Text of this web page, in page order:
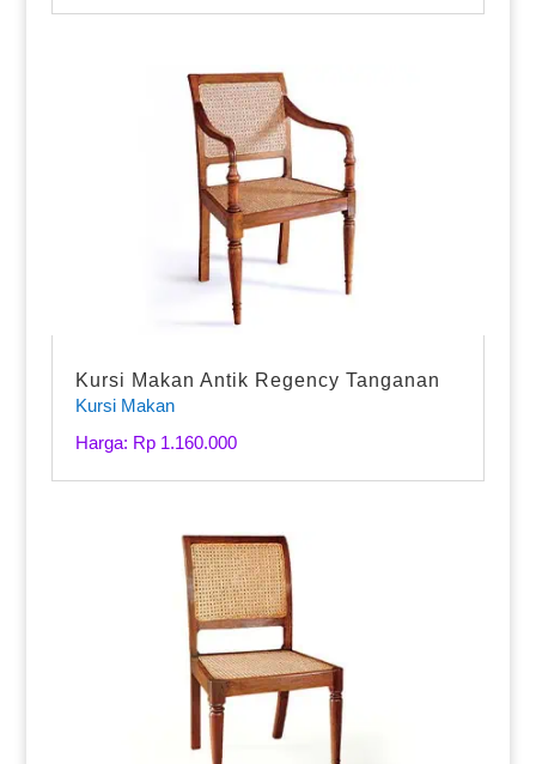
Kursi Makan Antik Regency Tanganan
Kursi Makan
Harga: Rp 1.160.000